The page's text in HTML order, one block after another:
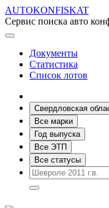
AUTOKONFISKAT
Сервис поиска авто
Документы
Статистика
Список лотов
Свердловская
Все марки
Год выпуска
Все ЭТП
Все статусы